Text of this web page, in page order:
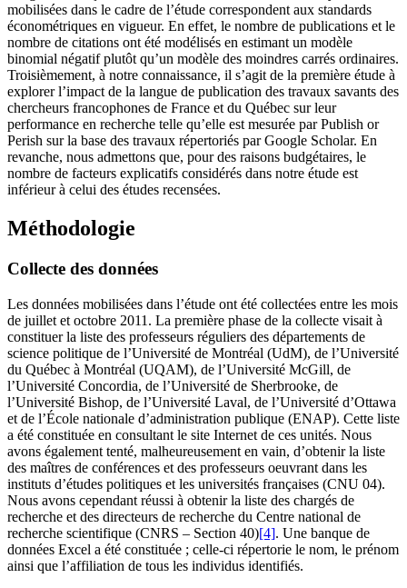
mobilisées dans le cadre de l’étude correspondent aux standards
économétriques en vigueur. En effet, le nombre de publications et le
nombre de citations ont été modélisés en estimant un modèle
binomial négatif plutôt qu’un modèle des moindres carrés ordinaires.
Troisièmement, à notre connaissance, il s’agit de la première étude à
explorer l’impact de la langue de publication des travaux savants des
chercheurs francophones de France et du Québec sur leur
performance en recherche telle qu’elle est mesurée par Publish or
Perish sur la base des travaux répertoriés par Google Scholar. En
revanche, nous admettons que, pour des raisons budgétaires, le
nombre de facteurs explicatifs considérés dans notre étude est
inférieur à celui des études recensées.
Méthodologie
Collecte des données
Les données mobilisées dans l’étude ont été collectées entre les mois
de juillet et octobre 2011. La première phase de la collecte visait à
constituer la liste des professeurs réguliers des départements de
science politique de l’Université de Montréal (UdM), de l’Université
du Québec à Montréal (UQAM), de l’Université McGill, de
l’Université Concordia, de l’Université de Sherbrooke, de
l’Université Bishop, de l’Université Laval, de l’Université d’Ottawa
et de l’École nationale d’administration publique (ENAP). Cette liste
a été constituée en consultant le site Internet de ces unités. Nous
avons également tenté, malheureusement en vain, d’obtenir la liste
des maîtres de conférences et des professeurs oeuvrant dans les
instituts d’études politiques et les universités françaises (CNU 04).
Nous avons cependant réussi à obtenir la liste des chargés de
recherche et des directeurs de recherche du Centre national de
recherche scientifique (CNRS – Section 40)[4]. Une banque de
données Excel a été constituée ; celle-ci répertorie le nom, le prénom
ainsi que l’affiliation de tous les individus identifiés.